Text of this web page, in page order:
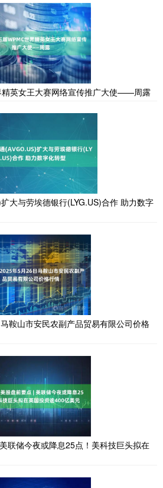
精英女王大赛网络宣传推广大使——周露
大与劳埃德银行(LYG.US)合作 助力数字
鞍山市安民农副产品贸易有限公司价格
联储今夜或降息25点！美科技巨头拟在